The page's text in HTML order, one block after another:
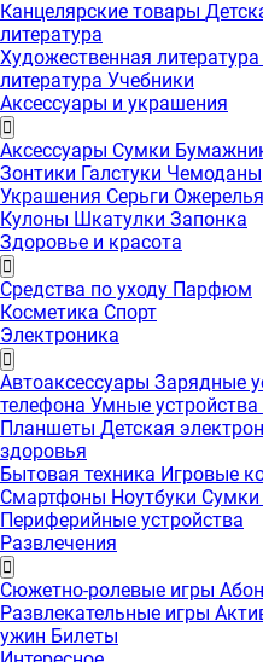
Канцелярские товары
литература
Художественная литература
литература Учебники
Аксессуары и украшения
Аксессуары Сумки
Зонтики Галстуки Чемоданы
Украшения Серьги Ожерелья
Кулоны Шкатулки Запонка
Здоровье и красота
Средства по уходу Парфюм
Косметика Спорт
Электроника
Автоаксессуары Зарядные
телефона Умные устройства
Планшеты Детская
здоровья
Бытовая техника Игровые
Смартфоны Ноутбуки Сумки
Периферийные устройства
Развлечения
Сюжетно-ролевые игры
Развлекательные игры
ужин Билеты